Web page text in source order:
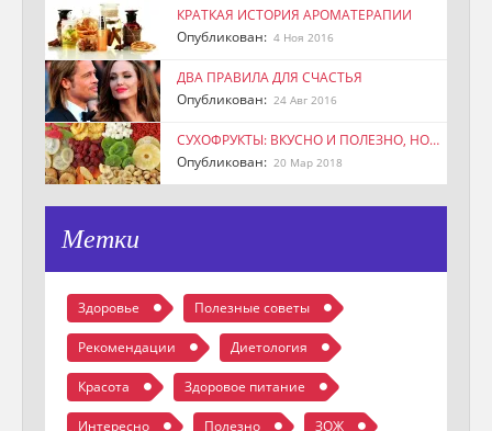
КРАТКАЯ ИСТОРИЯ АРОМАТЕРАПИИ
Опубликован: 4 Ноя 2016
ДВА ПРАВИЛА ДЛЯ СЧАСТЬЯ
Опубликован: 24 Авг 2016
СУХОФРУКТЫ: ВКУСНО И ПОЛЕЗНО, НО…
Опубликован: 20 Мар 2018
Метки
Здоровье Полезные советы
Рекомендации Диетология
Красота Здоровое питание
Интересно Полезно ЗОЖ